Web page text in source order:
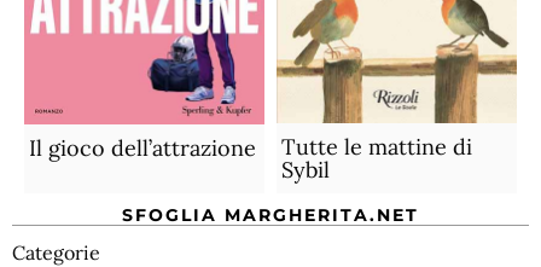
Il gioco dell’attrazione
Tutte le mattine di
Sybil
SFOGLIA MARGHERITA.NET
Categorie